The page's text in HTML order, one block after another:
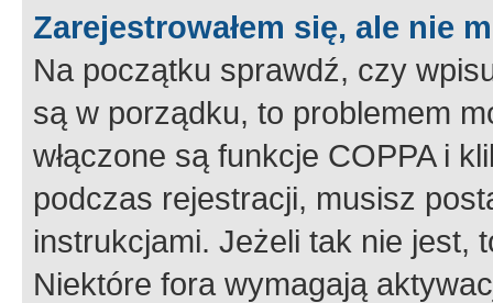
Zarejestrowałem się, ale nie
Na początku sprawdź, czy
są w porządku, to problemem
włączone są funkcje COPPA i
podczas rejestracji, musisz
instrukcjami. Jeżeli tak nie jest,
Niektóre fora wymagają